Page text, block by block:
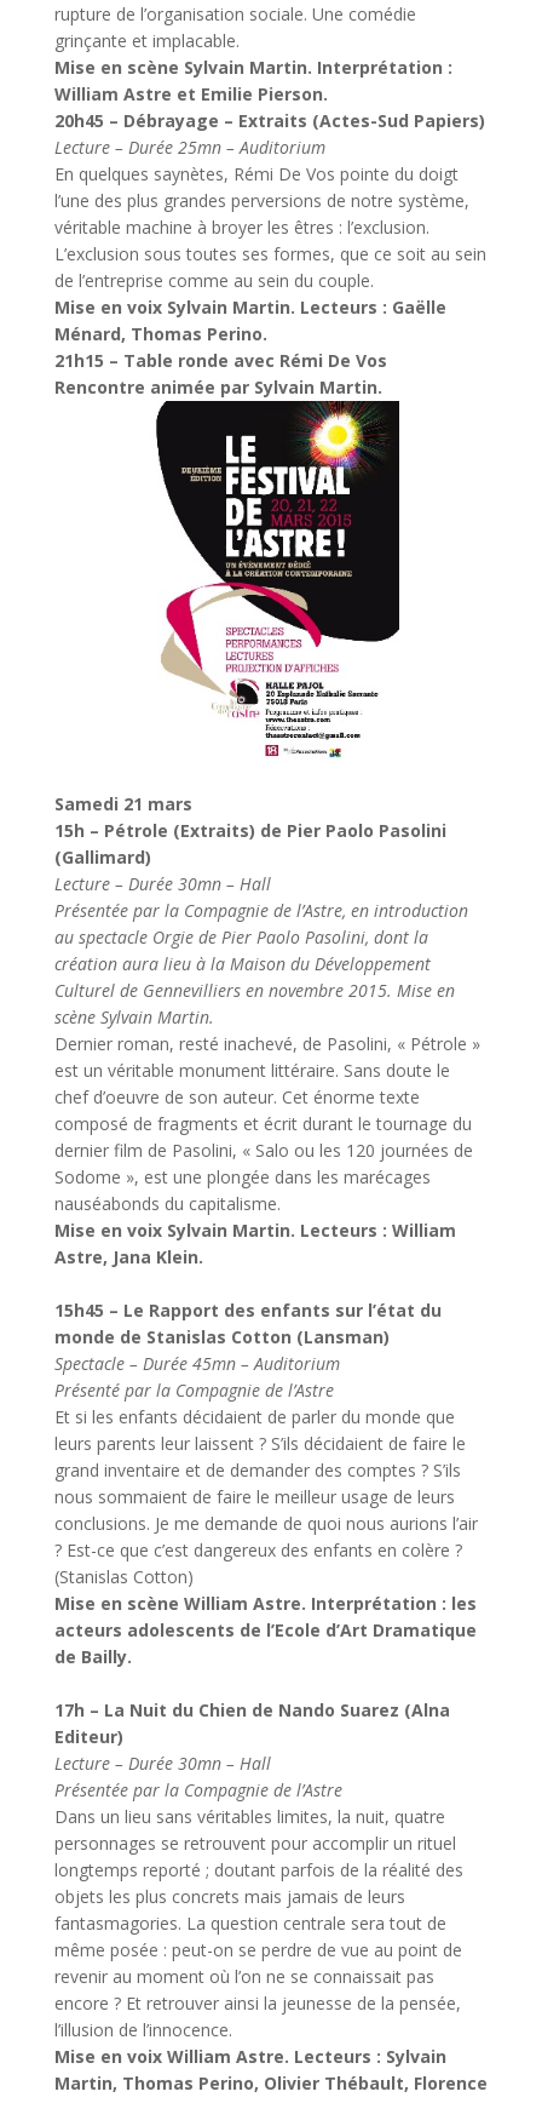
rupture de l’organisation sociale. Une comédie
grinçante et implacable.
Mise en scène Sylvain Martin. Interprétation :
William Astre et Emilie Pierson.
20h45 – Débrayage – Extraits (Actes-Sud Papiers)
Lecture – Durée 25mn – Auditorium
En quelques saynètes, Rémi De Vos pointe du doigt
l’une des plus grandes perversions de notre système,
véritable machine à broyer les êtres : l’exclusion.
L’exclusion sous toutes ses formes, que ce soit au sein
de l’entreprise comme au sein du couple.
Mise en voix Sylvain Martin. Lecteurs : Gaëlle
Ménard, Thomas Perino.
21h15 – Table ronde avec Rémi De Vos
Rencontre animée par Sylvain Martin.
Samedi 21 mars
15h – Pétrole (Extraits) de Pier Paolo Pasolini
(Gallimard)
Lecture – Durée 30mn – Hall
Présentée par la Compagnie de l’Astre, en introduction
au spectacle Orgie de Pier Paolo Pasolini, dont la
création aura lieu à la Maison du Développement
Culturel de Gennevilliers en novembre 2015. Mise en
scène Sylvain Martin.
Dernier roman, resté inachevé, de Pasolini, « Pétrole »
est un véritable monument littéraire. Sans doute le
chef d’oeuvre de son auteur. Cet énorme texte
composé de fragments et écrit durant le tournage du
dernier film de Pasolini, « Salo ou les 120 journées de
Sodome », est une plongée dans les marécages
nauséabonds du capitalisme.
Mise en voix Sylvain Martin. Lecteurs : William
Astre, Jana Klein.
15h45 – Le Rapport des enfants sur l’état du
monde de Stanislas Cotton (Lansman)
Spectacle – Durée 45mn – Auditorium
Présenté par la Compagnie de l’Astre
Et si les enfants décidaient de parler du monde que
leurs parents leur laissent ? S’ils décidaient de faire le
grand inventaire et de demander des comptes ? S’ils
nous sommaient de faire le meilleur usage de leurs
conclusions. Je me demande de quoi nous aurions l’air
? Est-ce que c’est dangereux des enfants en colère ?
(Stanislas Cotton)
Mise en scène William Astre. Interprétation : les
acteurs adolescents de l’Ecole d’Art Dramatique
de Bailly.
17h – La Nuit du Chien de Nando Suarez (Alna
Editeur)
Lecture – Durée 30mn – Hall
Présentée par la Compagnie de l’Astre
Dans un lieu sans véritables limites, la nuit, quatre
personnages se retrouvent pour accomplir un rituel
longtemps reporté ; doutant parfois de la réalité des
objets les plus concrets mais jamais de leurs
fantasmagories. La question centrale sera tout de
même posée : peut-on se perdre de vue au point de
revenir au moment où l’on ne se connaissait pas
encore ? Et retrouver ainsi la jeunesse de la pensée,
l’illusion de l’innocence.
Mise en voix William Astre. Lecteurs : Sylvain
Martin, Thomas Perino, Olivier Thébault, Florence